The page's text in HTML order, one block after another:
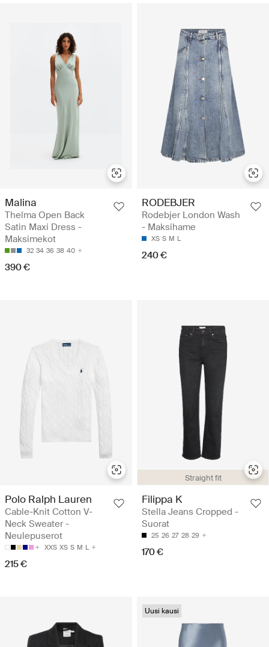
Malina
Thelma Open Back
Satin Maxi Dress -
Maksimekot
32 34 36 38 40
390 €
RODEBJER
Rodebjer London Wash
- Maksihame
XS S M L
240 €
Polo Ralph Lauren
Cable-Knit Cotton V-
Neck Sweater -
Neulepuserot
XXS XS S M L
215 €
Straight fit
Filippa K
Stella Jeans Cropped -
Suorat
25 26 27 28 29
170 €
Uusi kausi